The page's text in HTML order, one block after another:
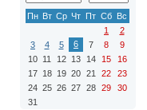
Пн Вт Ср Чт Пт Сб Вс
1
2
3
4 5 6 7 8
9
10 11 12 13 14 15
16
17 18 19 20 21 22
23
24 25 26 27 28 29
30
31